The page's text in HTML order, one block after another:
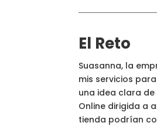
El Reto
Suasanna, la
mis servicios
una idea clara de
Online dirigida a
tienda podrían